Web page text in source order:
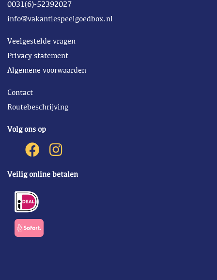
0031(6)-52392027
info@vakantiespeelgoedbox.nl
Veelgestelde vragen
Privacy statement
Algemene voorwaarden
Contact
Routebeschrijving
Volg ons op
Veilig online betalen